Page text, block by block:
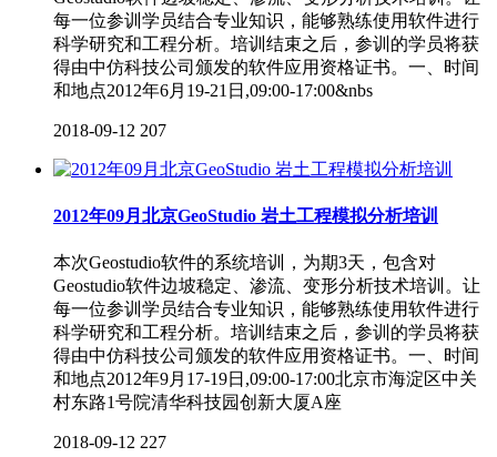
每一位参训学员结合专业知识，能够熟练使用软件进行
科学研究和工程分析。培训结束之后，参训的学员将获
得由中仿科技公司颁发的软件应用资格证书。一、时间
和地点2012年6月19-21日,09:00-17:00&nbs
2018-09-12 207
2012年09月北京GeoStudio 岩土工程模拟分析培训
本次Geostudio软件的系统培训，为期3天，包含对
Geostudio软件边坡稳定、渗流、变形分析技术培训。让
每一位参训学员结合专业知识，能够熟练使用软件进行
科学研究和工程分析。培训结束之后，参训的学员将获
得由中仿科技公司颁发的软件应用资格证书。一、时间
和地点2012年9月17-19日,09:00-17:00北京市海淀区中关
村东路1号院清华科技园创新大厦A座
2018-09-12 227